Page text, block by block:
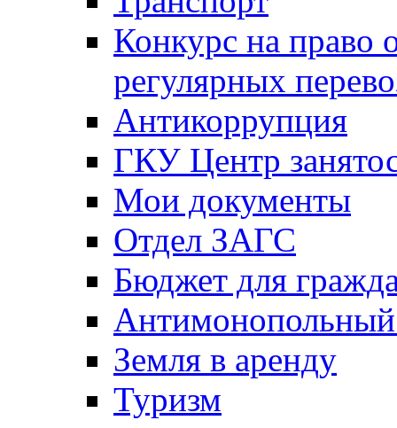
Конкурс на право
регулярных
Антикоррупция
ГКУ Центр
Мои документы
Отдел ЗАГС
Бюджет для
Антимонопольный
Земля в аренду
Туризм